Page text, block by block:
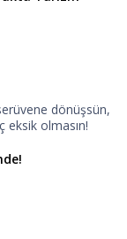
dönüşsün,
olmasın!